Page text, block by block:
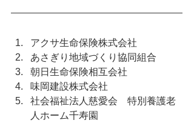
アクサ生命保険株式会社
あさぎり地域づくり協同組合
朝日生命保険相互会社
味岡建設株式会社
社会福祉法人慈愛会　特別養護老
人ホーム千寿園